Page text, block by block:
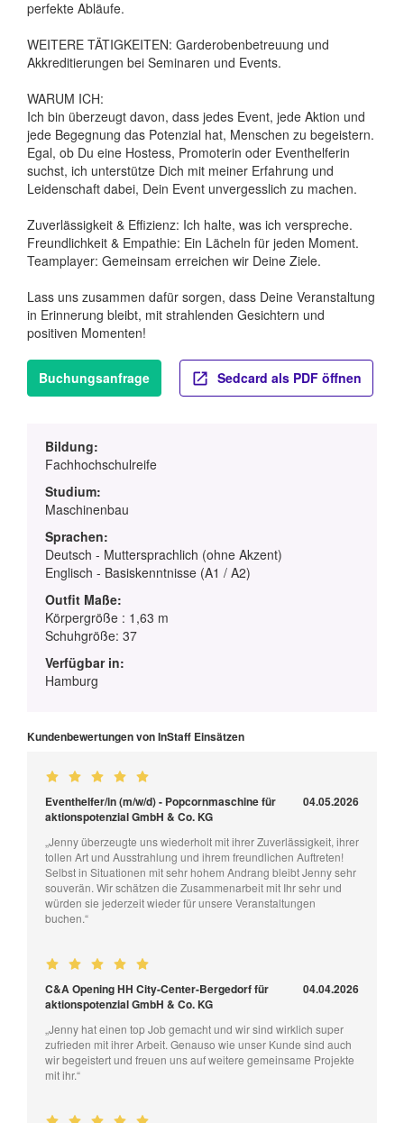
perfekte Abläufe.
WEITERE TÄTIGKEITEN: Garderobenbetreuung und
Akkreditierungen bei Seminaren und Events.
WARUM ICH:
Ich bin überzeugt davon, dass jedes Event, jede Aktion und
jede Begegnung das Potenzial hat, Menschen zu begeistern.
Egal, ob Du eine Hostess, Promoterin oder Eventhelferin
suchst, ich unterstütze Dich mit meiner Erfahrung und
Leidenschaft dabei, Dein Event unvergesslich zu machen.
Zuverlässigkeit & Effizienz: Ich halte, was ich verspreche.
Freundlichkeit & Empathie: Ein Lächeln für jeden Moment.
Teamplayer: Gemeinsam erreichen wir Deine Ziele.
Lass uns zusammen dafür sorgen, dass Deine Veranstaltung
in Erinnerung bleibt, mit strahlenden Gesichtern und
positiven Momenten!
Buchungsanfrage Sedcard als PDF öffnen
Bildung:
Fachhochschulreife
Studium:
Maschinenbau
Sprachen:
Deutsch - Muttersprachlich (ohne Akzent)
Englisch - Basiskenntnisse (A1 / A2)
Outfit Maße:
Körpergröße : 1,63 m
Schuhgröße: 37
Verfügbar in:
Hamburg
Kundenbewertungen von InStaff Einsätzen
Eventhelfer/in (m/w/d) - Popcornmaschine für
aktionspotenzial GmbH & Co. KG
04.05.2026
„Jenny überzeugte uns wiederholt mit ihrer Zuverlässigkeit, ihrer
tollen Art und Ausstrahlung und ihrem freundlichen Auftreten!
Selbst in Situationen mit sehr hohem Andrang bleibt Jenny sehr
souverän. Wir schätzen die Zusammenarbeit mit Ihr sehr und
würden sie jederzeit wieder für unsere Veranstaltungen
buchen.“
C&A Opening HH City-Center-Bergedorf für
aktionspotenzial GmbH & Co. KG
04.04.2026
„Jenny hat einen top Job gemacht und wir sind wirklich super
zufrieden mit ihrer Arbeit. Genauso wie unser Kunde sind auch
wir begeistert und freuen uns auf weitere gemeinsame Projekte
mit ihr.“